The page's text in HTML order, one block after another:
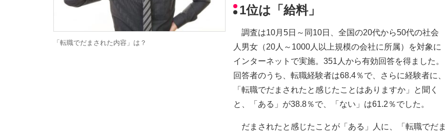
「転職でだまされた内容」は？
1位は「給料」
調査は10月5日～同10日、全国の20代から50代の社会
人男女（20人～1000人以上規模の会社に所属）を対象に
インターネットで実施。351人から有効回答を得ました。
回答者のうち、転職経験者は68.4％で、さらに経験者に、
「転職でだまされたと感じたことはありますか」と聞く
と、「ある」が38.8％で、「ない」は61.2％でした。
だまされたと感じたことが「ある」人に、「転職でだま